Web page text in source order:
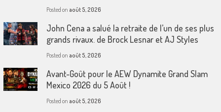
Posted on août 5, 2026
John Cena a salué la retraite de l’un de ses plus
grands rivaux. de Brock Lesnar et AJ Styles
Posted on août 5, 2026
Avant-Goût pour le AEW Dynamite Grand Slam
Mexico 2026 du 5 Août !
Posted on août 5, 2026